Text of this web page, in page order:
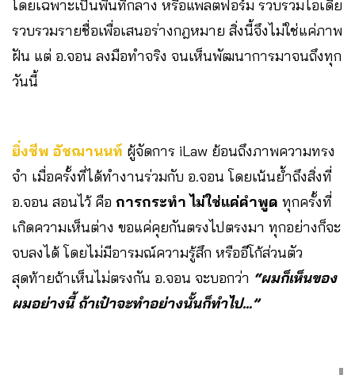
โดยเฉพาะเป็นพื้นที่กลาง หรือแพลตฟอร์ม รวบรวมไอเดีย
รวบรวมรายชื่อเพื่อเสนอร่างกฎหมาย สิ่งนี้จึงไม่ใช่แค่ภาพ
ฝัน แต่ อ.จอน ลงมือทำจริง จนเห็นพัฒนาการมาจนถึงทุก
วันนี้
ยิ่งชีพ อัชฌานนท์ ผู้จัดการ iLaw ย้อนถึงภาพความทรง
จำ เมื่อครั้งที่ได้ทำงานร่วมกับ อ.จอน โดยเน้นย้ำถึงสิ่งที่
อ.จอน สอนไว้ คือ การกระทำ ไม่ใช่แค่คำพูด ทุกครั้งที่
เกิดความเห็นต่าง ขอแค่คุยกันตรงไปตรงมา ทุกอย่างก็จะ
จบลงได้ โดยไม่มีอารมณ์ความรู้สึก หรืออีโก้ส่วนตัว
สุดท้ายถ้าเห็นไม่ตรงกัน อ.จอน จะบอกว่า “ผมก็เห็นของ
ผมอย่างนี้ ถ้าเป๋าจะทำอย่างนั้นก็ทำไป…”